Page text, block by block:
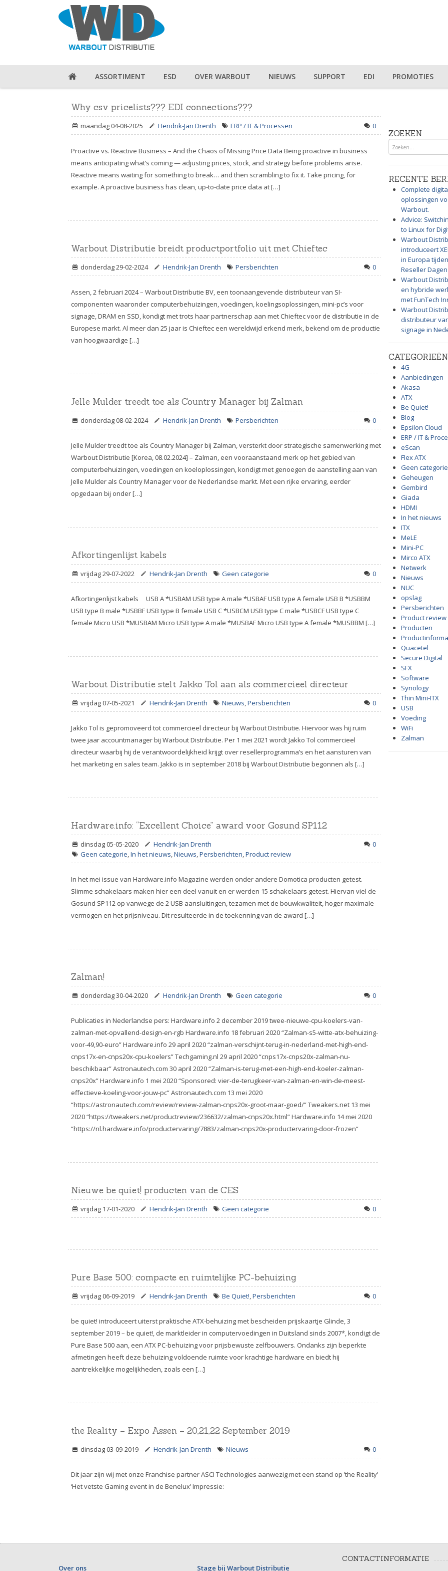
ASSORTIMENT ESD OVER WARBOUT NIEUWS SUPPORT EDI PROMOTIES
Why csv pricelists??? EDI connections???
0
maandag 04-08-2025 Hendrik-Jan Drenth ERP / IT & Processen
Proactive vs. Reactive Business – And the Chaos of Missing Price Data Being proactive in business
means anticipating what’s coming — adjusting prices, stock, and strategy before problems arise.
Reactive means waiting for something to break… and then scrambling to fix it. Take pricing, for
example. A proactive business has clean, up-to-date price data at […]
Warbout Distributie breidt productportfolio uit met Chieftec
0
donderdag 29-02-2024 Hendrik-Jan Drenth Persberichten
Assen, 2 februari 2024 – Warbout Distributie BV, een toonaangevende distributeur van SI-
componenten waaronder computerbehuizingen, voedingen, koelingsoplossingen, mini-pc’s voor
signage, DRAM en SSD, kondigt met trots haar partnerschap aan met Chieftec voor de distributie in de
Europese markt. Al meer dan 25 jaar is Chieftec een wereldwijd erkend merk, bekend om de productie
van hoogwaardige […]
Jelle Mulder treedt toe als Country Manager bij Zalman
0
donderdag 08-02-2024 Hendrik-Jan Drenth Persberichten
Jelle Mulder treedt toe als Country Manager bij Zalman, versterkt door strategische samenwerking met
Warbout Distributie [Korea, 08.02.2024] – Zalman, een vooraanstaand merk op het gebied van
computerbehuizingen, voedingen en koeloplossingen, kondigt met genoegen de aanstelling aan van
Jelle Mulder als Country Manager voor de Nederlandse markt. Met een rijke ervaring, eerder
opgedaan bij onder […]
Afkortingenlijst kabels
0
vrijdag 29-07-2022 Hendrik-Jan Drenth Geen categorie
Afkortingenlijst kabels USB A *USBAM USB type A male *USBAF USB type A female USB B *USBBM
USB type B male *USBBF USB type B female USB C *USBCM USB type C male *USBCF USB type C
female Micro USB *MUSBAM Micro USB type A male *MUSBAF Micro USB type A female *MUSBBM […]
Warbout Distributie stelt Jakko Tol aan als commercieel directeur
0
vrijdag 07-05-2021 Hendrik-Jan Drenth Nieuws,Persberichten
Jakko Tol is gepromoveerd tot commercieel directeur bij Warbout Distributie. Hiervoor was hij ruim
twee jaar accountmanager bij Warbout Distributie. Per 1 mei 2021 wordt Jakko Tol commercieel
directeur waarbij hij de verantwoordelijkheid krijgt over resellerprogramma’s en het aansturen van
het marketing en sales team. Jakko is in september 2018 bij Warbout Distributie begonnen als […]
Hardware.info: “Excellent Choice” award voor Gosund SP112
0
dinsdag 05-05-2020
Hendrik-Jan Drenth
Geen categorie,In het nieuws,Nieuws,Persberichten,Product review
In het mei issue van Hardware.info Magazine werden onder andere Domotica producten getest.
Slimme schakelaars maken hier een deel vanuit en er werden 15 schakelaars getest. Hiervan viel de
Gosund SP112 op vanwege de 2 USB aansluitingen, tezamen met de bouwkwaliteit, hoger maximale
vermogen en het prijsniveau. Dit resulteerde in de toekenning van de award […]
Zalman!
0
donderdag 30-04-2020 Hendrik-Jan Drenth Geen categorie
Publicaties in Nederlandse pers: Hardware.info 2 december 2019 twee-nieuwe-cpu-koelers-van-
zalman-met-opvallend-design-en-rgb Hardware.info 18 februari 2020 “Zalman-s5-witte-atx-behuizing-
voor-49,90-euro” Hardware.info 29 april 2020 “zalman-verschijnt-terug-in-nederland-met-high-end-
cnps17x-en-cnps20x-cpu-koelers” Techgaming.nl 29 april 2020 “cnps17x-cnps20x-zalman-nu-
beschikbaar” Astronautech.com 30 april 2020 “Zalman-is-terug-met-een-high-end-koeler-zalman-
cnps20x” Hardware.info 1 mei 2020 “Sponsored: vier-de-terugkeer-van-zalman-en-win-de-meest-
effectieve-koeling-voor-jouw-pc” Astronautech.com 13 mei 2020
“https://astronautech.com/review/review-zalman-cnps20x-groot-maar-goed/” Tweakers.net 13 mei
2020 “https://tweakers.net/productreview/236632/zalman-cnps20x.html” Hardware.info 14 mei 2020
“https://nl.hardware.info/productervaring/7883/zalman-cnps20x-productervaring-door-frozen“
Nieuwe be quiet! producten van de CES
0
vrijdag 17-01-2020 Hendrik-Jan Drenth Geen categorie
Pure Base 500: compacte en ruimtelijke PC-behuizing
0
vrijdag 06-09-2019 Hendrik-Jan Drenth Be Quiet!,Persberichten
be quiet! introduceert uiterst praktische ATX-behuizing met bescheiden prijskaartje Glinde, 3
september 2019 – be quiet!, de marktleider in computervoedingen in Duitsland sinds 2007*, kondigt de
Pure Base 500 aan, een ATX PC-behuizing voor prijsbewuste zelfbouwers. Ondanks zijn beperkte
afmetingen heeft deze behuizing voldoende ruimte voor krachtige hardware en biedt hij
aantrekkelijke mogelijkheden, zoals een […]
the Reality – Expo Assen – 20,21,22 September 2019
0
dinsdag 03-09-2019 Hendrik-Jan Drenth Nieuws
Dit jaar zijn wij met onze Franchise partner ASCI Technologies aanwezig met een stand op ’the Reality’
‘Het vetste Gaming event in de Benelux’ Impressie:
ZOEKEN
RECENTE
Complete
oplossingen
Warbout.
Advice:
to Linux for
Warbout
introduceert
in Europa
Reseller Dagen
Warbout
en hybride
met FunTech
Warbout
distributeur
signage in
CATEGORIEËN
4G
Aanbiedingen
Akasa
ATX
Be Quiet!
Blog
Epsilon Cloud
ERP / IT &
eScan
Flex ATX
Geen categorie
Geheugen
Gembird
Giada
HDMI
In het nieuws
ITX
MeLE
Mini-PC
Mirco ATX
Netwerk
Nieuws
NUC
opslag
Persberichten
Product review
Producten
Quacetel
Secure Digital
SFX
Software
Synology
Thin Mini-ITX
USB
Voeding
WiFi
Zalman
Over ons Stage bij Warbout Distributie
CONTACTINFORMATIE